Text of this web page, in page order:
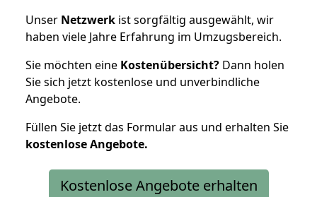
Unser Netzwerk ist sorgfältig ausgewählt, wir
haben viele Jahre Erfahrung im Umzugsbereich.
Sie möchten eine Kostenübersicht? Dann holen
Sie sich jetzt kostenlose und unverbindliche
Angebote.
Füllen Sie jetzt das Formular aus und erhalten Sie
kostenloseAngebote.
Kostenlose Angebote erhalten